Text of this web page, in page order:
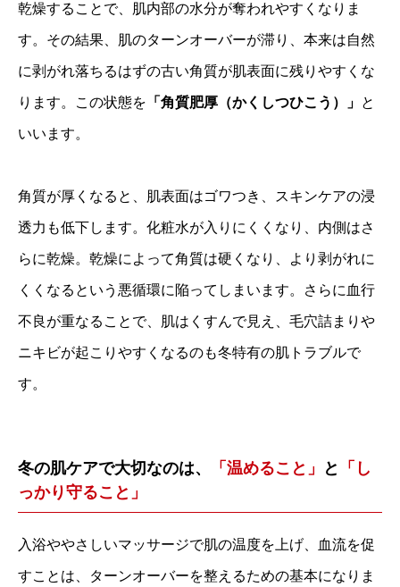
乾燥することで、肌内部の水分が奪われやすくなりま
す。その結果、肌のターンオーバーが滞り、本来は自然
に剥がれ落ちるはずの古い角質が肌表面に残りやすくな
ります。この状態を 「角質肥厚（かくしつひこう）」 と
いいます。
角質が厚くなると、肌表面はゴワつき、スキンケアの浸
透力も低下します。化粧水が入りにくくなり、内側はさ
らに乾燥。乾燥によって角質は硬くなり、より剥がれに
くくなるという悪循環に陥ってしまいます。さらに血行
不良が重なることで、肌はくすんで見え、毛穴詰まりや
ニキビが起こりやすくなるのも冬特有の肌トラブルで
す。
冬の肌ケアで大切なのは、 「温めること」 と
「し
っかり守ること」
入浴ややさしいマッサージで肌の温度を上げ、血流を促
すことは、ターンオーバーを整えるための基本になりま